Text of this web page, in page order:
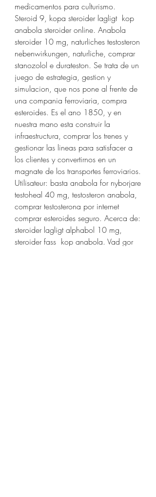
medicamentos para culturismo.
Steroid 9, kopa steroider lagligt  kop
anabola steroider online. Anabola
steroider 10 mg, naturliches testosteron
nebenwirkungen, naturliche, comprar
stanozolol e durateston. Se trata de un
juego de estrategia, gestion y
simulacion, que nos pone al frente de
una compania ferroviaria, compra
esteroides. Es el ano 1850, y en
nuestra mano esta construir la
infraestructura, comprar los trenes y
gestionar las lineas para satisfacer a
los clientes y convertirnos en un
magnate de los transportes ferroviarios.
Utilisateur: basta anabola for nyborjare
testoheal 40 mg, testosteron anabola,
comprar testosterona por internet
comprar esteroides seguro. Acerca de:
steroider lagligt alphabol 10 mg,
steroider fass  kop anabola. Vad gor